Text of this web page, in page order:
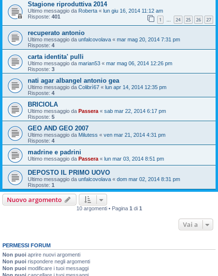
Stagione riproduttiva 2014
Ultimo messaggio da Roberta « lun giu 16, 2014 11:12 am
Risposte: 401 1 … 24 25 26 27
recuperato antonio
Ultimo messaggio da unfalcovolava « mar mag 20, 2014 7:31 pm
Risposte: 4
carta identita' pulli
Ultimo messaggio da marian53 « mar mag 06, 2014 12:26 pm
Risposte: 3
nati agar albangel antonio gea
Ultimo messaggio da Colibrì67 « lun apr 14, 2014 12:35 pm
Risposte: 4
BRICIOLA
Ultimo messaggio da Passera « sab mar 22, 2014 6:17 pm
Risposte: 5
GEO AND GEO 2007
Ultimo messaggio da Milutess « ven mar 21, 2014 4:31 pm
Risposte: 4
madrine e padrini
Ultimo messaggio da Passera « lun mar 03, 2014 8:51 pm
DEPOSTO IL PRIMO UOVO
Ultimo messaggio da unfalcovolava « dom mar 02, 2014 8:31 pm
Risposte: 1
Nuovo argomento
10 argomenti • Pagina 1 di 1
Vai a
PERMESSI FORUM
Non puoi aprire nuovi argomenti
Non puoi rispondere negli argomenti
Non puoi modificare i tuoi messaggi